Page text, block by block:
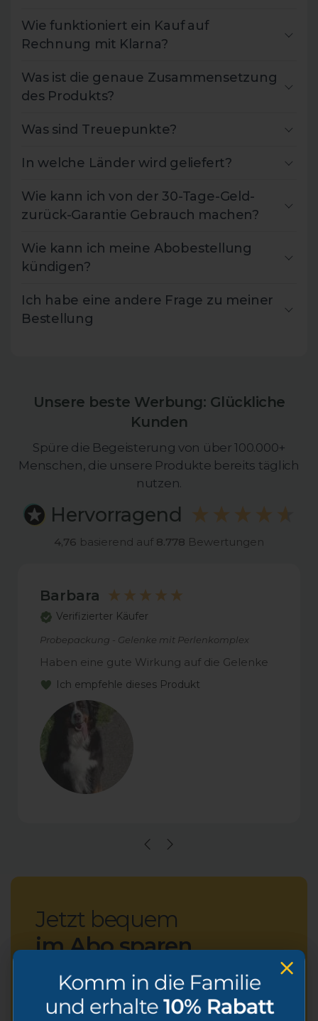
Wie funktioniert ein Kauf auf
Rechnung mit Klarna?
Was ist die genaue Zusammensetzung
des Produkts?
Was sind Treuepunkte?
In welche Länder wird geliefert?
Wie kann ich von der 30-Tage-Geld-
zurück-Garantie Gebrauch machen?
Wie kann ich meine Abobestellung
kündigen?
Ich habe eine andere Frage zu meiner
Bestellung
Unsere beste Werbung: Glückliche
Kunden
Spüre die Begeisterung von über 100.000+
Menschen, die unsere Produkte bereits täglich
nutzen.
Hervorragend
4,76 basierend auf 8.778 Bewertungen
Barbara
Verifizierter Käufer
Probepackung - Gelenke mit Perlenkomplex
Haben eine gute Wirkung auf die Gelenke
Ich empfehle dieses Produkt
Jetzt bequem
im Abo sparen
Alle Vorteile in einer Übersicht:
Spare 20%auf jedes Produkt